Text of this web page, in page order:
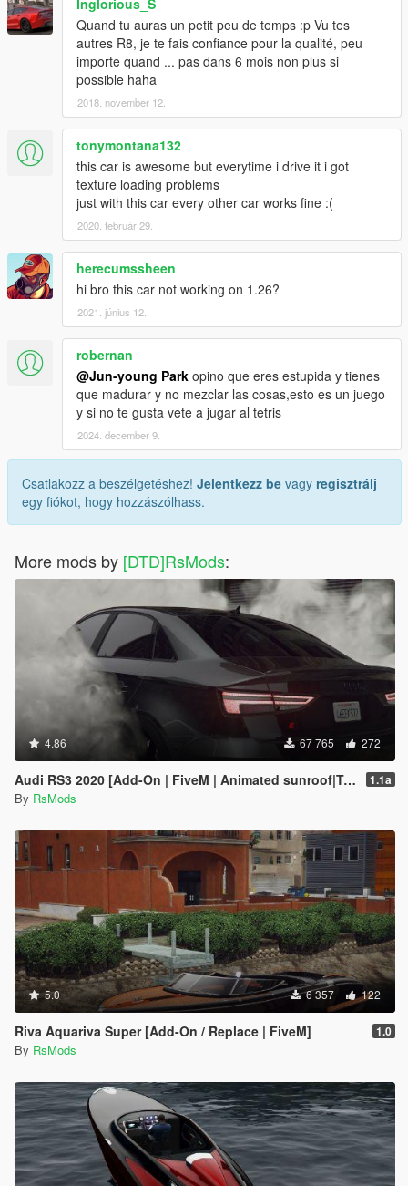
Inglorious_S
Quand tu auras un petit peu de temps :p Vu tes
autres R8, je te fais confiance pour la qualité, peu
importe quand ... pas dans 6 mois non plus si
possible haha
2018. november 12.
tonymontana132
this car is awesome but everytime i drive it i got
texture loading problems
just with this car every other car works fine :(
2020. február 29.
herecumssheen
hi bro this car not working on 1.26?
2021. június 12.
robernan
@Jun-young Park opino que eres estupida y tienes
que madurar y no mezclar las cosas,esto es un juego
y si no te gusta vete a jugar al tetris
2024. december 9.
Csatlakozz a beszélgetéshez! Jelentkezz be vagy regisztrálj
egy fiókot, hogy hozzászólhass.
More mods by [DTD]RsMods:
4.86 67 765 272
Audi RS3 2020 [Add-On | FiveM | Animated sunroof|Tuning] 1.1a
By RsMods
5.0 6 357 122
Riva Aquariva Super [Add-On / Replace | FiveM] 1.0
By RsMods